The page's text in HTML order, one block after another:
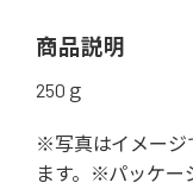
商品説明
250ｇ
※写真はイメージ
ます。※パッケー